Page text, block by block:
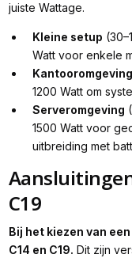
juiste Wattage.
Kleine setup
Watt voor enkele
Kantooromgeving
1200 Watt om
Serveromgeving
1500 Watt voor
uitbreiding met
C19
Bij het kiezen van een
C14 en C19. Dit zijn